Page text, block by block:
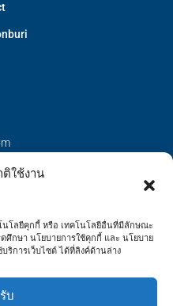
ใช้งาน
นโลยีคุกกี้ หรือ เทคโนโลยีอื่นที่มีลักษณะ
ศึกษา นโยบายการใช้คุกกี้ และ นโยบาย
ริการเว็บไซต์ ได้ที่ลิงค์ด้านล่าง
บ